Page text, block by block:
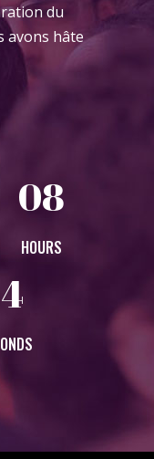
du
avons hâte
08
HOURS